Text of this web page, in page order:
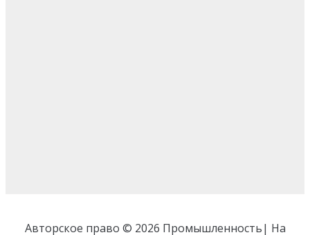
Авторское право © 2026 Промышленность| На